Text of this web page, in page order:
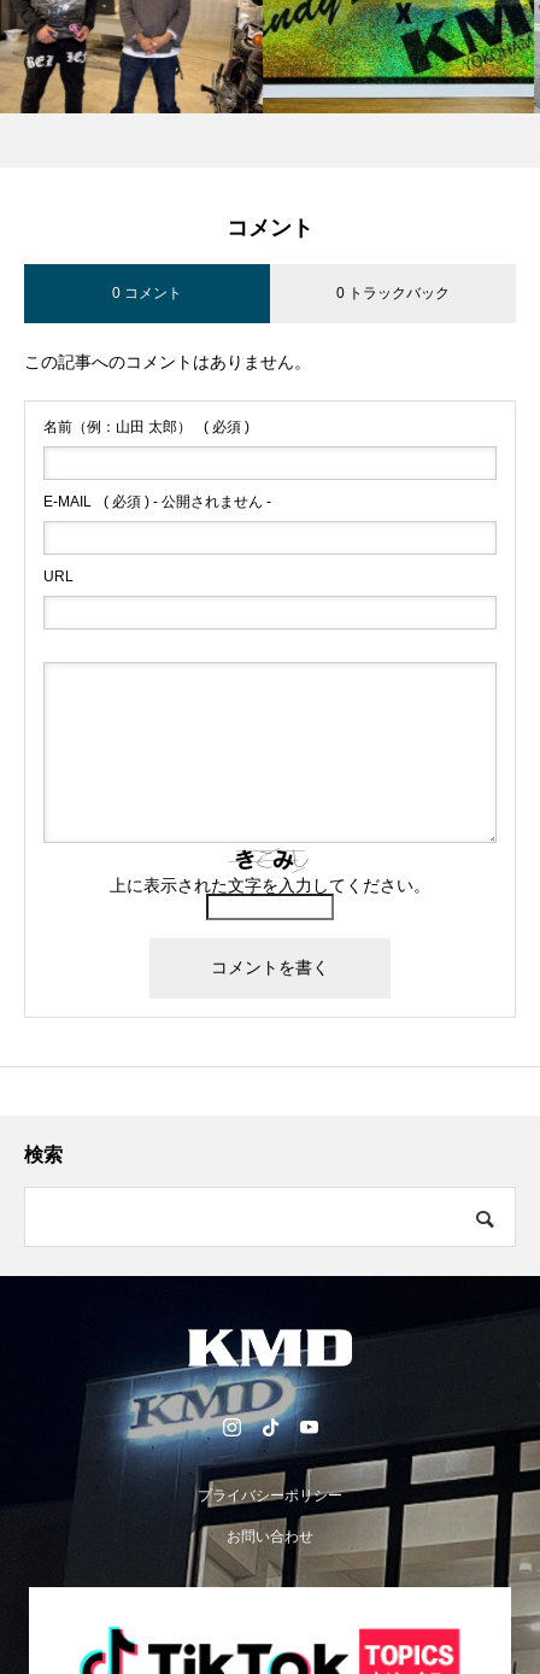
コメント
0 コメント 0 トラックバック
この記事へのコメントはありません。
名前（例：山田 太郎） ( 必須 )
E-MAIL ( 必須 ) - 公開されません -
URL
上に表示された文字を入力してください。
検索
プライバシーポリシー
お問い合わせ